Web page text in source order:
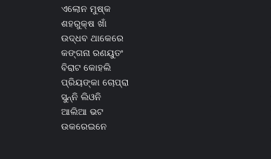
ଏଲୋନ ମୁଷ୍କ
ଶହରୁକ୍ଷ ଖାଁ
ଉଦ୍ଧବ ଥାକେରେ
କଙ୍ଗନା ରଣୟୁତଂ
ବିରାଟ କୋହଲି
ପ୍ରିୟଙ୍କା ଚୋପ୍ରା
ସୁନ୍ନି ଲିଓନି
ଆଲିଆ ଭଟ
ଉକରେଇନେ